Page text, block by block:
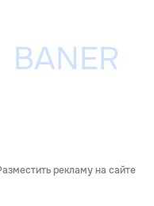
рекламу на сайте